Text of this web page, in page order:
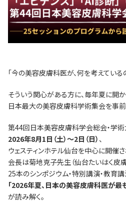
「今の美容皮膚科医が、何を考えている
そういう関心がある方に、毎年夏に開
日本最大の美容皮膚科学術集会を事前
第44回日本美容皮膚科学会総会・学
2026年8月1日（土）〜2日（日） 、
ウェスティンホテル仙台を中心に開催さ
会長は菊地克子先生（仙台たいはく皮膚
25本のシンポジウム・特別講演・教育
「2026年夏、日本の美容皮膚科医が最
が読み解く。